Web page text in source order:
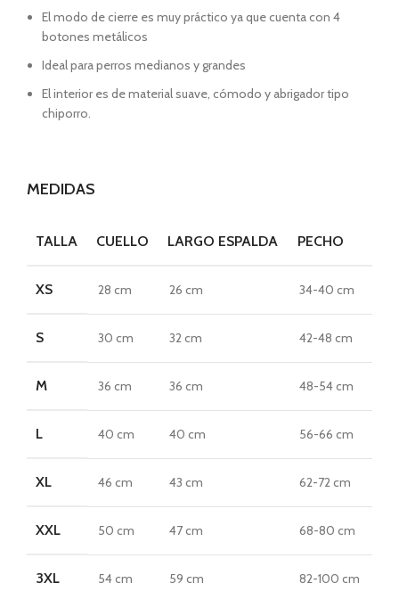
El modo de cierre es muy práctico ya que cuenta con 4
botones metálicos
Ideal para perros medianos y grandes
El interior es de material suave, cómodo y abrigador tipo
chiporro.
MEDIDAS
TALLA CUELLO LARGO ESPALDA PECHO
XS 28 cm 26 cm 34-40 cm
S 30 cm 32 cm 42-48 cm
M 36 cm 36 cm 48-54 cm
L 40 cm 40 cm 56-66 cm
XL 46 cm 43 cm 62-72 cm
XXL 50 cm 47 cm 68-80 cm
3XL 54 cm 59 cm 82-100 cm